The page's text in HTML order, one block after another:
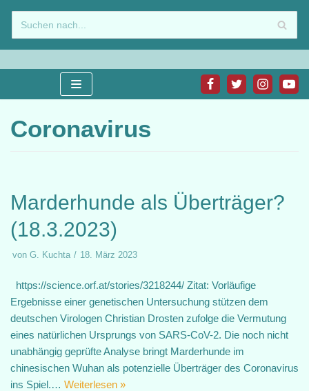
Zum
Inhalt
springen
Coronavirus
Marderhunde als Überträger?
(18.3.2023)
von G. Kuchta 18. März 2023
https://science.orf.at/stories/3218244/ Zitat: Vorläufige
Ergebnisse einer genetischen Untersuchung stützen dem
deutschen Virologen Christian Drosten zufolge die Vermutung
eines natürlichen Ursprungs von SARS-CoV-2. Die noch nicht
unabhängig geprüfte Analyse bringt Marderhunde im
chinesischen Wuhan als potenzielle Überträger des Coronavirus
ins Spiel.… Weiterlesen »